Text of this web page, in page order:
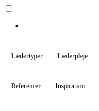
Lædertyper Læderpleje
Referencer Inspiration